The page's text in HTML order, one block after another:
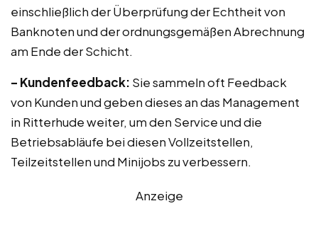
einschließlich der Überprüfung der Echtheit von
Banknoten und der ordnungsgemäßen Abrechnung
am Ende der Schicht.
– Kundenfeedback: Sie sammeln oft Feedback
von Kunden und geben dieses an das Management
in Ritterhude weiter, um den Service und die
Betriebsabläufe bei diesen Vollzeitstellen,
Teilzeitstellen und Minijobs zu verbessern.
Anzeige